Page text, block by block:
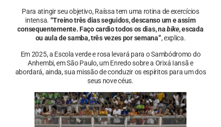
Para atingir seu objetivo, Raíssa tem uma rotina de exercícios
intensa. “Treino três dias seguidos, descanso um e assim
consequentemente. Faço cardio todos os dias, nabike, escada
ou aula de samba, três vezes por semana”, explica.
Em 2025, a Escola verde e rosa levará para o Sambódromo do
Anhembi, em São Paulo, um Enredo sobre a Orixá Iansã e
abordará, ainda, sua missão de conduzir os espíritos para um dos
seus nove céus.